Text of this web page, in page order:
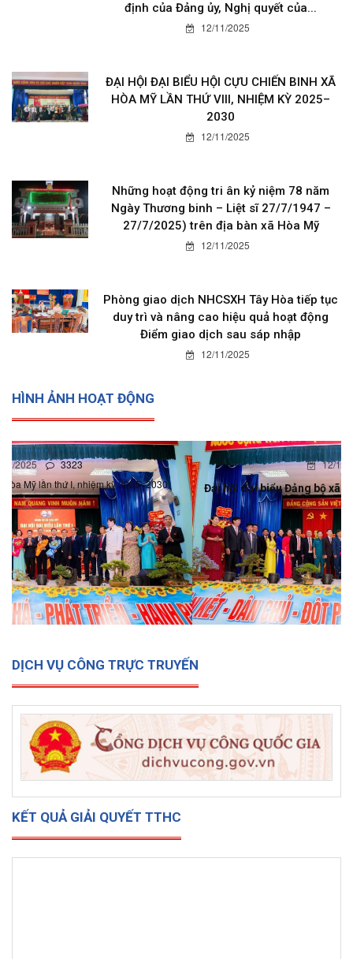
định của Đảng ủy, Nghị quyết của...
12/11/2025
ĐẠI HỘI ĐẠI BIỂU HỘI CỰU CHIẾN BINH XÃ
HÒA MỸ LẦN THỨ VIII, NHIỆM KỲ 2025–
2030
12/11/2025
Những hoạt động tri ân kỷ niệm 78 năm
Ngày Thương binh – Liệt sĩ 27/7/1947 –
27/7/2025) trên địa bàn xã Hòa Mỹ
12/11/2025
Phòng giao dịch NHCSXH Tây Hòa tiếp tục
duy trì và nâng cao hiệu quả hoạt động
Điểm giao dịch sau sáp nhập
12/11/2025
HÌNH ẢNH HOẠT ĐỘNG
12/11/2025 0
Đại hội đại biểu Đảng bộ xã Hòa Mỹ lần thứ I, nhiệm kỳ 2025-
2030
DỊCH VỤ CÔNG TRỰC TRUYẾN
KẾT QUẢ GIẢI QUYẾT TTHC